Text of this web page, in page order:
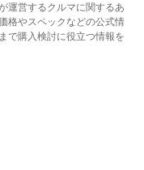
運営するクルマに関するあ
格やスペックなどの公式情
で購入検討に役立つ情報を